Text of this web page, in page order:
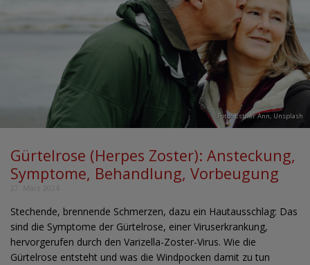
Foto:Esther Ann, Unsplash
Gürtelrose (Herpes Zoster): Ansteckung,
Symptome, Behandlung, Vorbeugung
Stechende, brennende Schmerzen, dazu ein Hautausschlag: Das
sind die Symptome der Gürtelrose, einer Viruserkrankung,
hervorgerufen durch den Varizella-Zoster-Virus. Wie die
Gürtelrose entsteht und was die Windpocken damit zu tun